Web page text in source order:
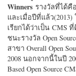
Winners รางวัลที่ได้คื
และเมื่อปีที่แล้ว(2013)
เรียกได้ว่าเป็น CMS
ชนะรางวัล Open
สาขา Overall Open
2008 นอกจากนี้ในปี
Based Open Source